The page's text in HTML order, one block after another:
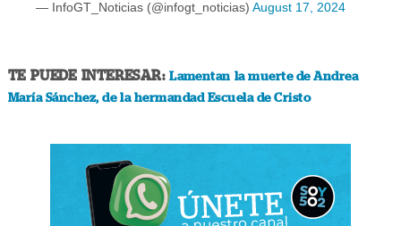
— InfoGT_Noticias (@infogt_noticias) August 17, 2024
TE PUEDE INTERESAR:Lamentan la muerte de Andrea
María Sánchez, de la hermandad Escuela de Cristo